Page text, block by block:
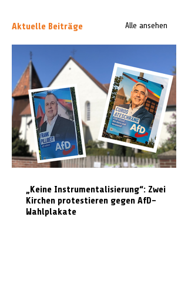
Aktuelle Beiträge Alle ansehen
„Keine Instrumentalisierung“: Zwei
Kirchen protestieren gegen AfD-
Wahlplakate